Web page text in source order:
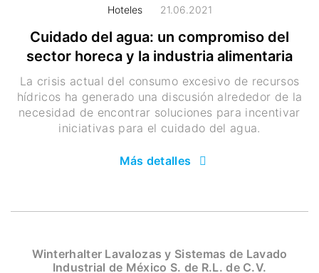
Hoteles 21.06.2021
Cuidado del agua: un compromiso del
sector horeca y la industria alimentaria
La crisis actual del consumo excesivo de recursos
hídricos ha generado una discusión alrededor de la
necesidad de encontrar soluciones para incentivar
iniciativas para el cuidado del agua.
Más detalles
Winterhalter Lavalozas y Sistemas de Lavado
Industrial de México S. de R.L. de C.V.